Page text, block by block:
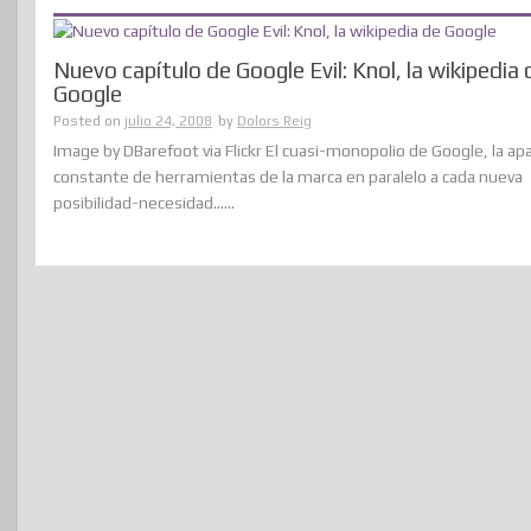
Nuevo capítulo de Google Evil: Knol, la wikipedia
Google
Posted on julio 24, 2008 by Dolors Reig
Image by DBarefoot via Flickr El cuasi-monopolio de Google, la
constante de herramientas de la marca en paralelo a cada nueva
posibilidad-necesidad......